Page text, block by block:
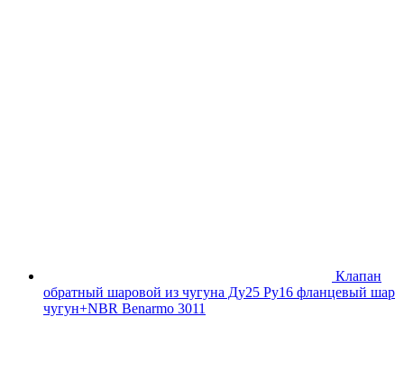
Клапан
обратный шаровой из чугуна Ду25 Ру16 фланцевый шар
чугун+NBR Benarmo 3011